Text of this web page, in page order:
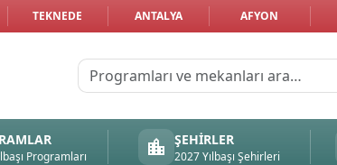
TEKNEDE ANTALYA AFYON
Programları
ŞEHIRLER
2027 Yılbaşı Şehirleri